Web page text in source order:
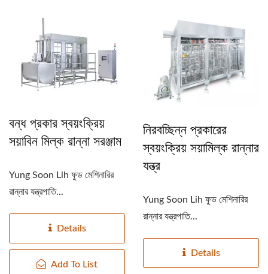
বন্ধ প্রকার স্বয়ংক্রিয়
সয়াবিন মিল্ক রান্না সরঞ্জাম
Yung Soon Lih ফুড মেশিনারির
রান্নার যন্ত্রপাতি...
Details
Add To List
নিরবচ্ছিন্ন প্রকারের
স্বয়ংক্রিয় সয়ামিল্ক রান্নার
যন্ত্র
Yung Soon Lih ফুড মেশিনারির
রান্নার যন্ত্রপাতি...
Details